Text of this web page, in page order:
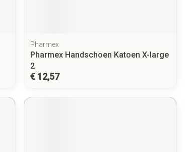
Pharmex
Pharmex Handschoen Katoen X-large
2
€ 12,57